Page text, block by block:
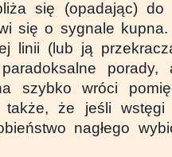
się (opadając)
się o sygnale
linii (lub ją
szybko wróci
także, że jeśli
nagłego